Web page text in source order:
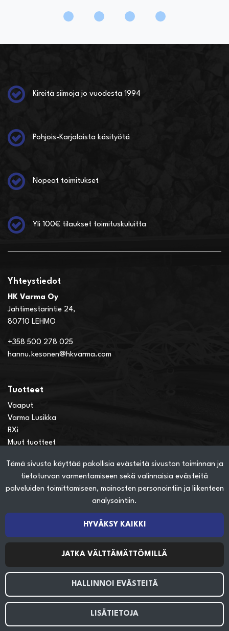
Tämä sivusto käyttää pakollisia evästeitä sivuston toiminnan ja
tietoturvan varmentamiseen sekä valinnaisia evästeitä
palveluiden toimittamiseen, mainosten personointiin ja liikenteen
analysointiin.
HYVÄKSY KAIKKI
JATKA VÄLTTÄMÄTTÖMILLÄ
HALLINNOI EVÄSTEITÄ
LISÄTIETOJA
Kireitä siimoja jo vuodesta 1994
Pohjois-Karjalaista käsityötä
Nopeat toimitukset
Yli 100€ tilaukset toimituskuluitta
Yhteystiedot
HK Varma Oy
Jahtimestarintie 24,
80710 LEHMO
+358 500 278 025
hannu.kesonen@hkvarma.com
Tuotteet
Vaaput
Varma Lusikka
RXi
Muut tuotteet
Verkkokauppainfo
Näin teet ostoksia verkkokaupassa
Tietosuojaseloste
Seuraa sosiaalisessa mediassa